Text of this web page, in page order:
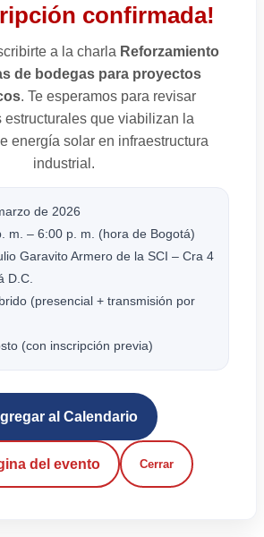
confirmada!
a la charla Reforzamiento
de bodegas para proyectos
. Te esperamos para revisar
estructurales que viabilizan la
energía solar en infraestructura
industrial.
de 2026
m. – 6:00 p. m. (hora de Bogotá)
Garavito Armero de la SCI – Cra 4
D.C.
(presencial + transmisión por
(con inscripción previa)
al Calendario
del evento Cerrar